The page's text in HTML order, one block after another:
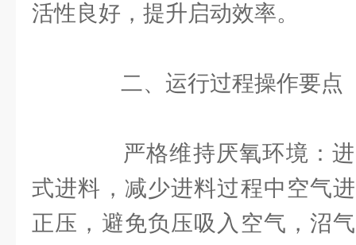
活性良好，提升启动效率。
二、运行过程操作要点
严格维持厌氧环境：进
式进料，减少进料过程中空气
正压，避免负压吸入空气，沼